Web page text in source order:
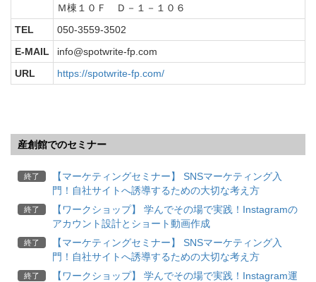
Ｍ棟１０Ｆ Ｄ－１－１０６
TEL
050-3559-3502
E-MAIL
info@spotwrite-fp.com
URL
https://spotwrite-fp.com/
産創館でのセミナー
終了
【マーケティングセミナー】 SNSマーケティング入
門！自社サイトへ誘導するための大切な考え方
終了
【ワークショップ】 学んでその場で実践！Instagramの
アカウント設計とショート動画作成
終了
【マーケティングセミナー】 SNSマーケティング入
門！自社サイトへ誘導するための大切な考え方
終了
【ワークショップ】 学んでその場で実践！Instagram運